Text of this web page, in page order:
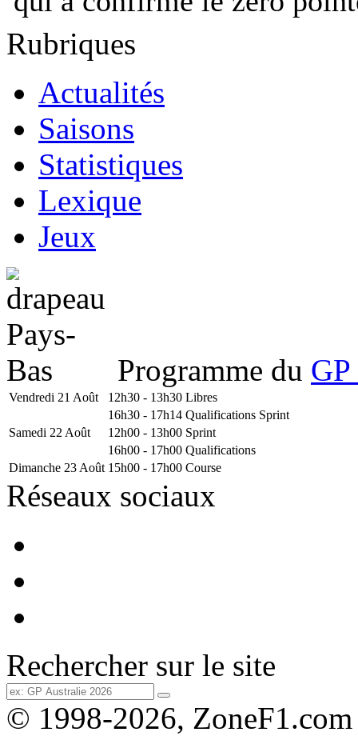
Rubriques
Actualités
Saisons
Statistiques
Lexique
Jeux
Programme du
Vendredi 21 Août 12h30 - 13h30 Libres
16h30 - 17h14 Qualifications Sprint
Samedi 22 Août
12h00 - 13h00 Sprint
16h00 - 17h00 Qualifications
Dimanche 23 Août 15h00 - 17h00 Course
Réseaux sociaux
Rechercher sur le site
© 1998-2026, ZoneF1.com